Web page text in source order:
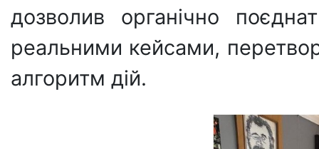
дозволив органічно
реальними кейсами,
алгоритм дій.